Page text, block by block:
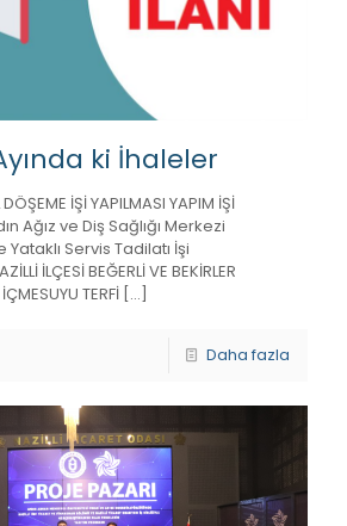
ki İhaleler
İŞİ YAPILMASI YAPIM İŞİ
Ağız ve Diş Sağlığı Merkezi
Servis Tadilatı İşi
İLÇESİ BEĞERLİ VE BEKİRLER
TERFİ […]
Daha fazla